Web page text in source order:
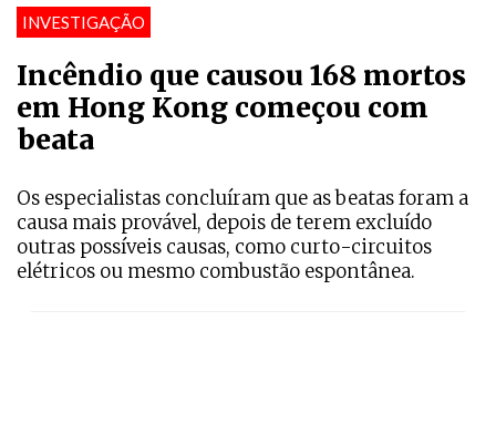
INVESTIGAÇÃO
Incêndio que causou 168 mortos
em Hong Kong começou com
beata
Os especialistas concluíram que as beatas foram a
causa mais provável, depois de terem excluído
outras possíveis causas, como curto-circuitos
elétricos ou mesmo combustão espontânea.